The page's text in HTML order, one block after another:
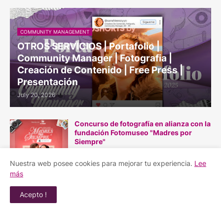
COMMUNITY MANAGEMENT
OTROS SERVICIOS | Portafolio |
Community Manager | Fotografia |
Creación de Contenido | Free Press |
Presentación
July 20, 2026
Concurso de fotografía en alianza con la
fundación Fotomuseo "Madres por
Siempre"
Nuestra web posee cookies para mejorar tu experiencia. Lee
más
Acepto !